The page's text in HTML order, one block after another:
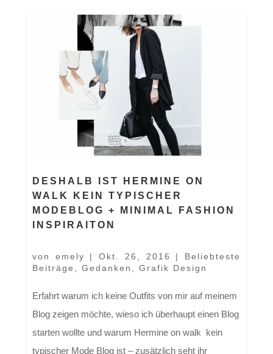
DESHALB IST HERMINE ON
WALK KEIN TYPISCHER
MODEBLOG + MINIMAL FASHION
INSPIRAITON
von emely |Okt. 26, 2016 | Beliebteste
Beiträge
Gedanken Grafik Design
Erfahrt warum ich keine Outfits von mir auf meinem
Blog zeigen möchte, wieso ich überhaupt einen Blog
starten wollte und warum Hermine on walk kein
typischer Mode Blog ist – zusätzlich seht ihr